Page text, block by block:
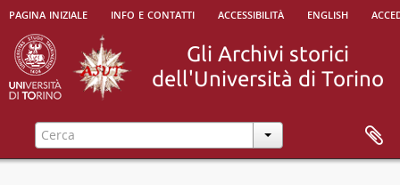
pagina iniziale info e contatti accessibilità english